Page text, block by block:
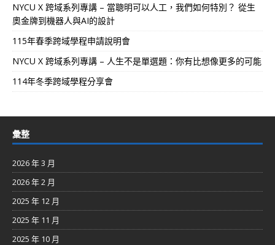
NYCU X 跨域系列專講 – 當聰明可以人工，我們如何特別？ 從生
奧金牌到機器人與AI的設計
115年春季跨域學程申請說明會
NYCU X 跨域系列專講 – 人生不是單選題：你有比想像更多的可能
114年冬季跨域學程分享會
彙整
2026 年 3 月
2026 年 2 月
2025 年 12 月
2025 年 11 月
2025 年 10 月